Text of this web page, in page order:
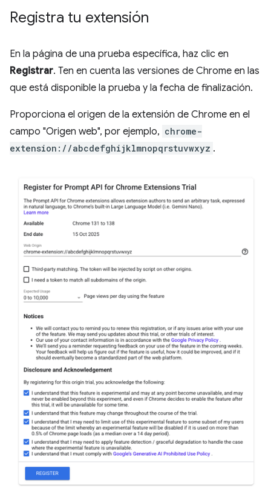
Registra tu extensión
En la página de una prueba específica, haz clic en
Registrar. Ten en cuenta las versiones de Chrome en las
que está disponible la prueba y la fecha de finalización.
Proporciona el origen de la extensión de Chrome en el
campo "Origen web", por ejemplo, chrome-
extension://abcdefghijklmnopqrstuvwxyz .